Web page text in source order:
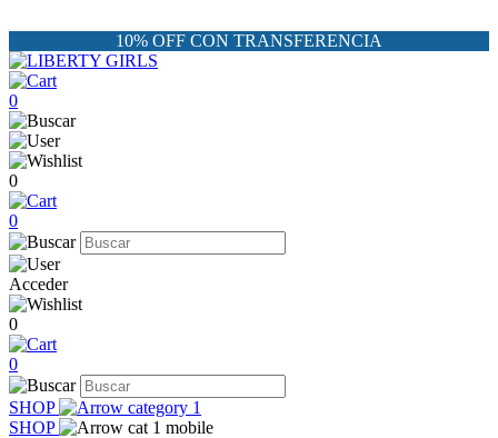
10% OFF CON TRANSFERENCIA
0
0
0
Acceder
0
0
SHOP
SHOP